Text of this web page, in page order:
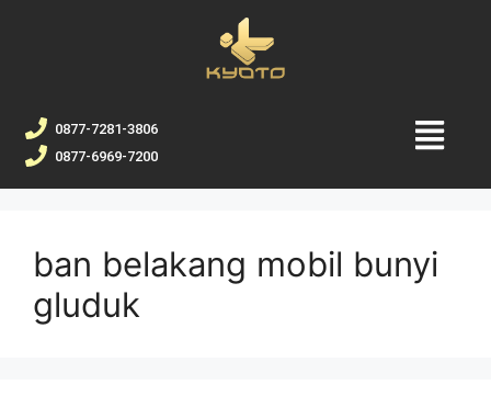
0877-7281-3806
0877-6969-7200
ban belakang mobil bunyi
gluduk